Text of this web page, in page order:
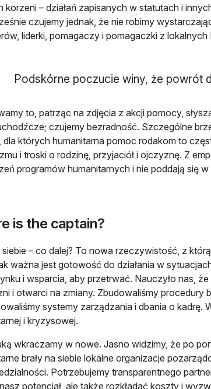
korzeni – działań zapisanych w statutach i
czujemy jednak, że nie robimy
liderki, pomagaczy i pomagaczki z lokalnych
Podskórne poczucie winy, że powrót
to, patrząc na zdjęcia z akcji pomocy,
czujemy bezradność. Szczególne
dla których humanitarna pomoc rodakom to
i troski o rodzinę, przyjaciół i ojczyznę. Z
programów humanitarnych i nie poddają się w
is the captain?
– co dalej? To nowa rzeczywistość, z
ważna jest gotowość do działania w
i wsparcia, aby przetrwać. Nauczyło nas,
i otwarci na zmiany. Zbudowaliśmy procedury
systemy zarządzania i dbania o kadrę.
i kryzysowej.
wkraczamy w nowe. Jasno widzimy, że po
brały na siebie lokalne organizacje
Potrzebujemy transparentnego
potencjał, ale także rozkładać koszty i